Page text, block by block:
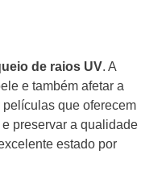
de raios UV. A
e também afetar a
que oferecem
preservar a qualidade
estado por